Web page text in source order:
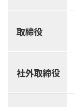
取締役
社外取締役